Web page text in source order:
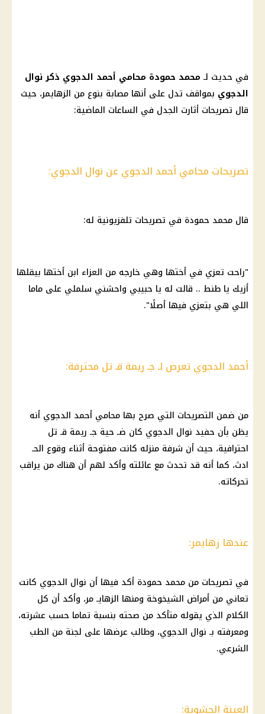
في حديث لـ محمد حمودة محامي أحمد الدجوي ذكر نوال
الدجوي بمواقف تدل على أنها مصابة بنوع من الزهايمر، حيث
قال تصريحات أثارت الجدل في الساعات الماضية:
تصريحات محامي أحمد الدجوي عن نوال الدجوي:
قال محمد حمودة في تصريحات تلفزيونية له:
"راحت تعزي في أختها وهي خارجه من العزاء ابن أختها بيقلها
أزيك يا طنط .. قالت له يا حبيبي واحشني سلملي على ماما
اللي هي بتعزي فيها أصلًا".
أحمد الدجوي تعرض لـ جـ ريمة قـ تل محترفة:
من ضمن التصريحات التي صرح بها محامي أحمد الدجوي أنه
يظن بأن حفيد نوال الدجوي كان ضـ حية جـ ريمة قـ تل
احترافية، حيث أن شرفة منزله كانت مفتوحة أثناء وقوع الحـ
ادث، كما أنه قد تحدث مع عائلته وأكد لهم أن هناك من يراقب
تحركاته.
عندها زهايمر:
في تصريحات من محمد حمودة أكد فيها أن نوال الدجوي كانت
تعاني من أمراض الشيخوخة ومنها الزهايـ مر، وأكد أن كل
الكلام الذي يقوله متأكد من صحته بنسبة تماما حسب عشرته،
ومعرفته بـ نوال الدجوي، وطالب عرضها على لجنة من الطب
الشرعي.
العينة الحشوية: